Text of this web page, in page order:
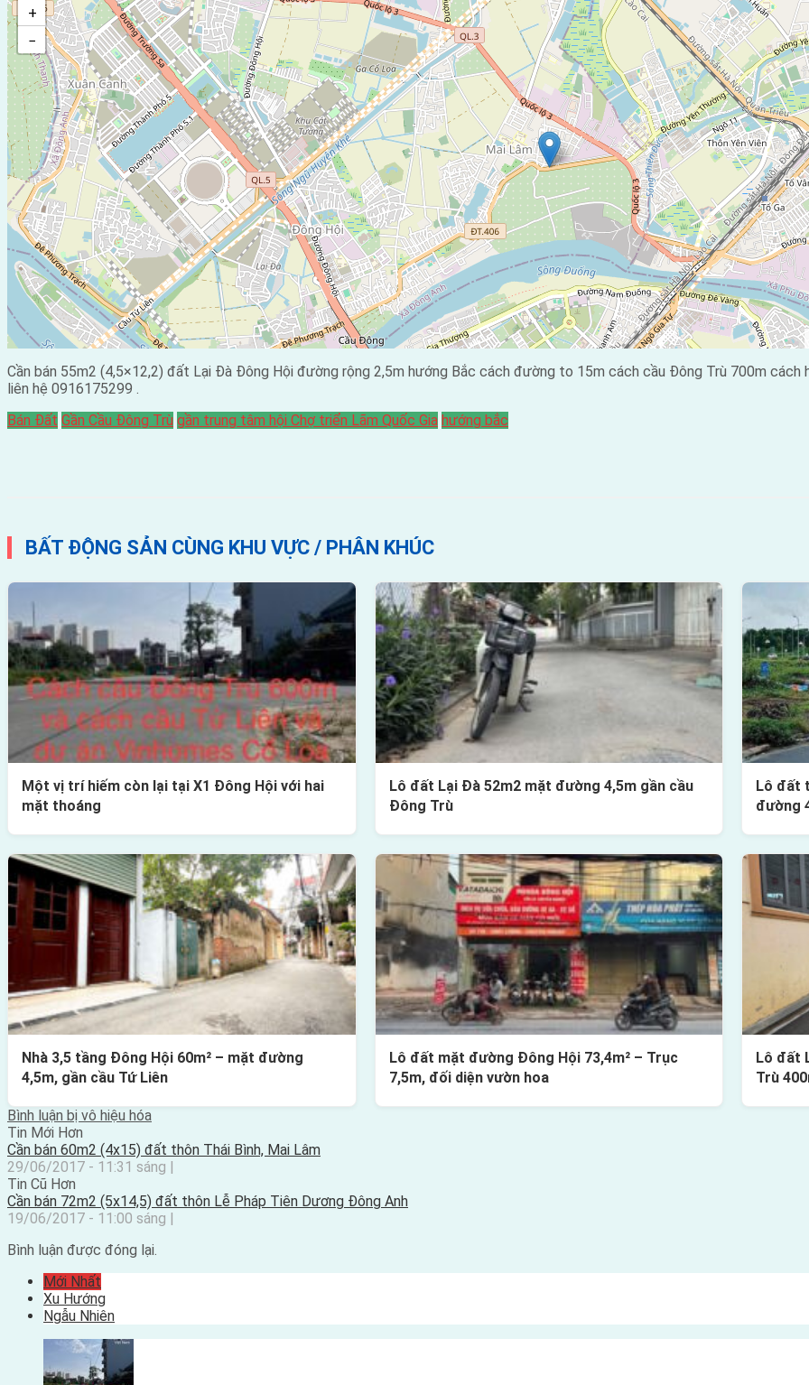
+
−
Cần bán 55m2 (4,5×12,2) đất Lại Đà Đông Hội đường rộng 2,5m hướng Bắc cách đường to 15m cách cầu Đông Trù 700m cách
liên hệ 0916175299 .
Bán Đất Gần Cầu Đông Trù gần trung tâm hội Chợ triển Lãm Quốc Gia hướng bắc
BẤT ĐỘNG SẢN CÙNG KHU VỰC / PHÂN KHÚC
Một vị trí hiếm còn lại tại X1 Đông Hội với hai
mặt thoáng
Lô đất Lại Đà 52m2 mặt đường 4,5m gần cầu
Đông Trù
Lô đất
đường
Nhà 3,5 tầng Đông Hội 60m² – mặt đường
4,5m, gần cầu Tứ Liên
Lô đất mặt đường Đông Hội 73,4m² – Trục
7,5m, đối diện vườn hoa
Lô đất
Trù
Bình luận bị vô hiệu hóa
Tin Mới Hơn
Cần bán 60m2 (4x15) đất thôn Thái Bình, Mai Lâm
29/06/2017 - 11:31 sáng |
Tin Cũ Hơn
Cần bán 72m2 (5x14,5) đất thôn Lễ Pháp Tiên Dương Đông Anh
19/06/2017 - 11:00 sáng |
Bình luận được đóng lại.
Mới Nhất
Xu Hướng
Ngẫu Nhiên